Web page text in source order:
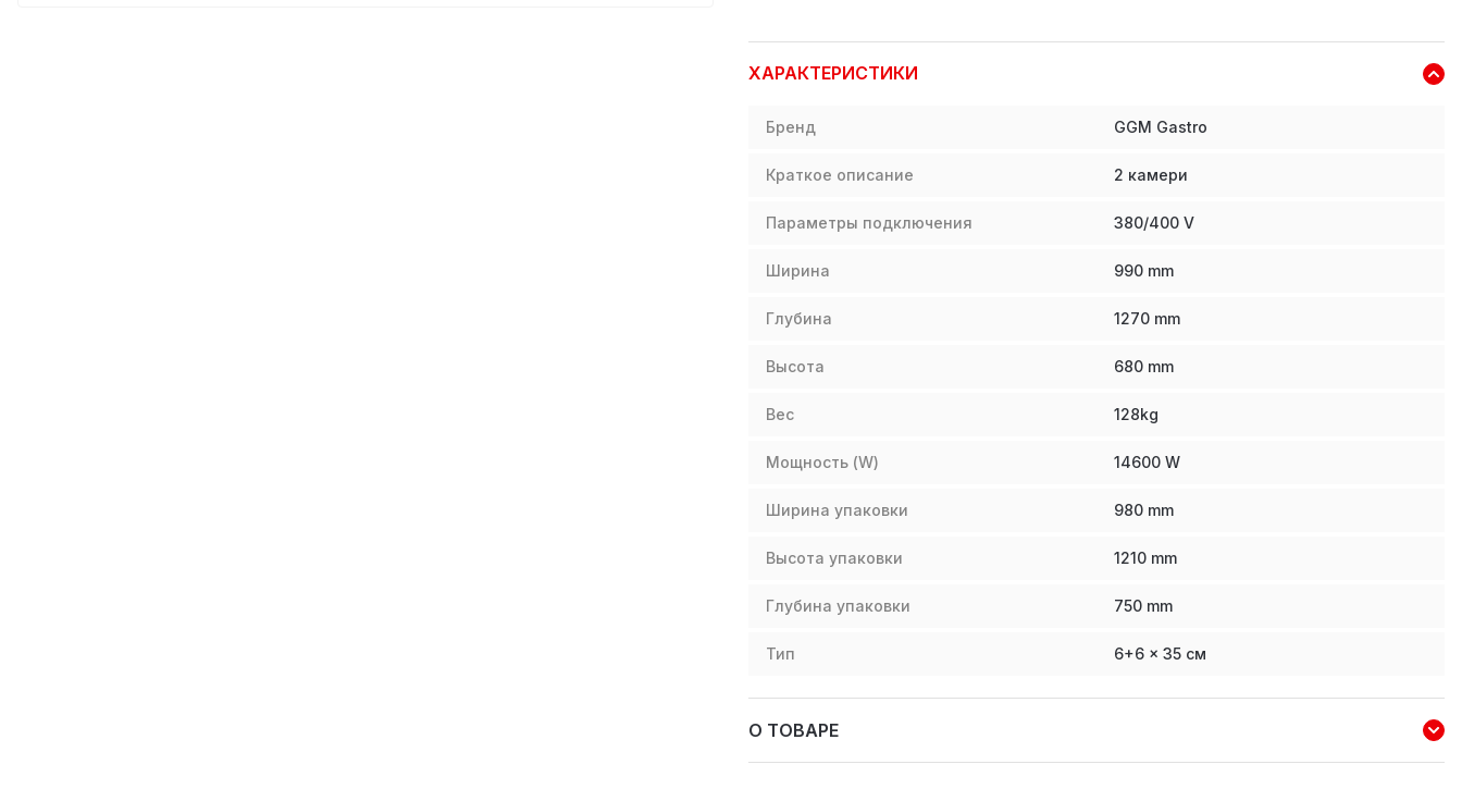
ХАРАКТЕРИСТИКИ
Бренд GGM Gastro
Краткое описание 2 камери
Параметры подключения 380/400 V
Ширина 990 mm
Глубина 1270 mm
Высота 680 mm
Вес 128kg
Мощность (W) 14600 W
Ширина упаковки 980 mm
Высота упаковки 1210 mm
Глубина упаковки 750 mm
Тип 6+6 x 35 см
О ТОВАРЕ